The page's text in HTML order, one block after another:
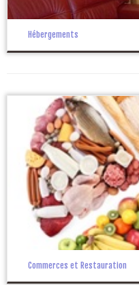
Hébergements
Commerces et Restauration